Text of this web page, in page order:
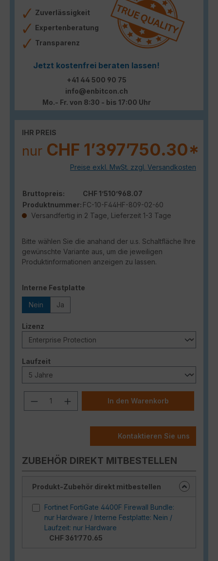
Zuverlässigkeit
Expertenberatung
Transparenz
Jetzt kostenfrei beraten lassen!
+41 44 500 90 75
info@enbitcon.ch
Mo.- Fr. von 8:30 - bis 17:00 Uhr
IHR PREIS
nur CHF 1’397’750.30*
Preise exkl. MwSt. zzgl. Versandkosten
Bruttopreis:
CHF 1’510’968.07
Produktnummer: FC-10-F44HF-809-02-60
Versandfertig in 2 Tage, Lieferzeit 1-3 Tage
Bitte wählen Sie die anahand der u.s. Schaltfläche Ihre
gewünschte Variante aus, um die jeweiligen
Produktinformationen anzeigen zu lassen.
Interne Festplatte
Nein Ja
Lizenz
Laufzeitauswählen
Produkt Anzahl: Gib den
In den Warenkorb
Kontaktieren Sie uns
ZUBEHÖR DIREKT MITBESTELLEN
Produkt-Zubehör direkt mitbestellen
Fortinet FortiGate 4400F Firewall Bundle:
nur Hardware / Interne Festplatte: Nein /
Laufzeit: nur Hardware
CHF 361’770.65